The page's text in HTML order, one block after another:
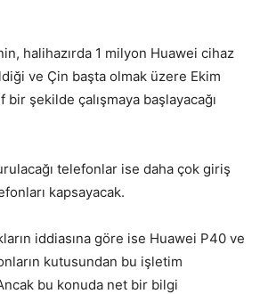
halihazırda 1 milyon Huawei cihaz
ve Çin başta olmak üzere Ekim
bir şekilde çalışmaya başlayacağı
telefonlar ise daha çok giriş
kapsayacak.
iddiasına göre ise Huawei P40 ve
kutusundan bu işletim
bu konuda net bir bilgi